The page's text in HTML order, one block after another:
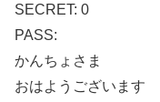
SECRET: 0
PASS:
かんちょさま
おはようございます